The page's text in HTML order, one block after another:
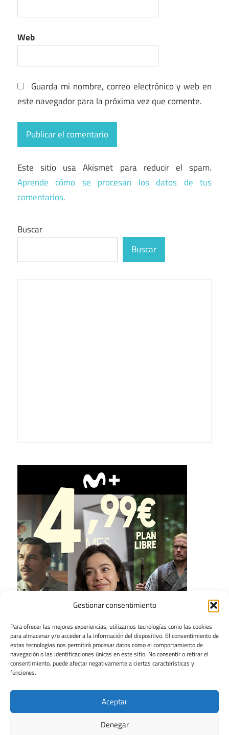
Gestionar consentimiento
Para ofrecer las mejores experiencias, utilizamos tecnologías como las cookies
para almacenar y/o acceder a la información del dispositivo. El consentimiento de
estas tecnologías nos permitirá procesar datos como el comportamiento de
navegación o las identificaciones únicas en este sitio. No consentir o retirar el
consentimiento, puede afectar negativamente a ciertas características y
funciones.
Aceptar
Denegar
Web
Guarda mi nombre, correo electrónico y web en
este navegador para la próxima vez que comente.
Este sitio usa Akismet para reducir el spam.
Aprende cómo se procesan los datos de tus
comentarios.
Buscar
Buscar